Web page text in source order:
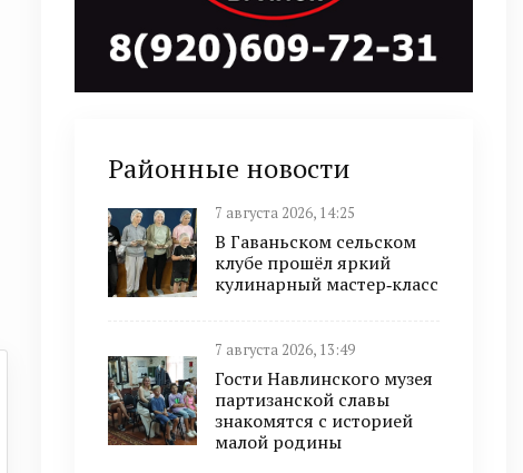
Районные новости
7 августа 2026, 14:25
В Гаваньском сельском
клубе прошёл яркий
кулинарный мастер‑класс
7 августа 2026, 13:49
Гости Навлинского музея
партизанской славы
знакомятся с историей
малой родины